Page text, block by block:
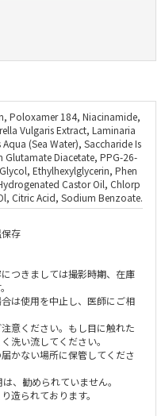
Poloxamer 184, Niacinamide,
Vulgaris Extract, Laminaria
(Sea Water), Saccharide Is
Glutamate Diacetate, PPG-26-
Ethylhexylglycerin, Phen
Castor Oil, Chlorp
Citric Acid, Sodium Benzoate.
存
つきましては撮影時期、在庫
は使用を中止し、医師にご相
意ください。もし目に触れた
洗い流してください。
かない場所に保管してくださ
、勧められていません。
造られております。